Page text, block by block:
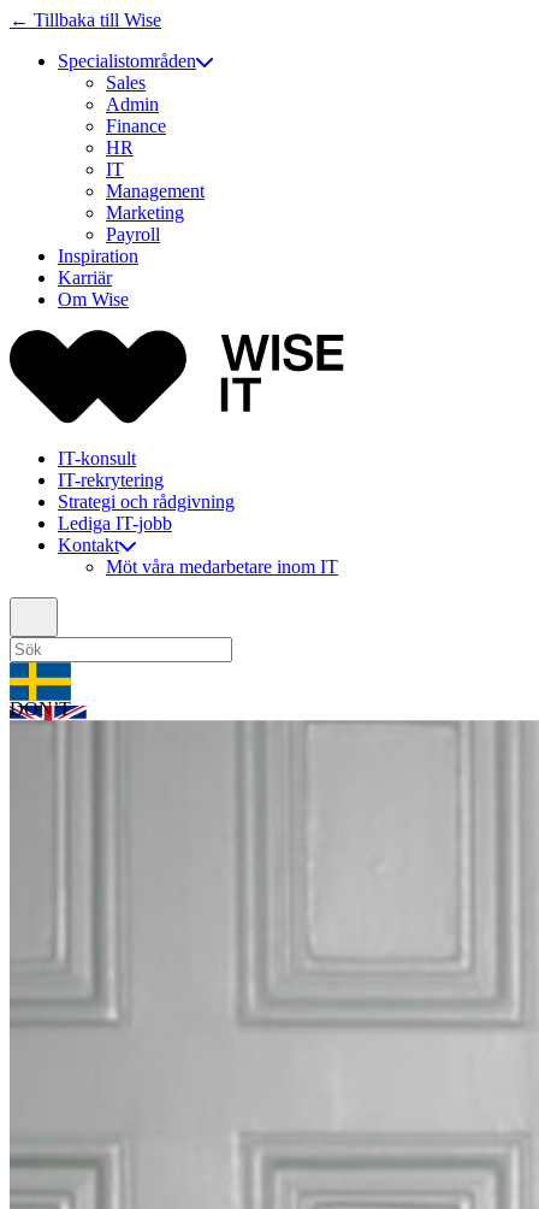
← Tillbaka till Wise
Specialistområden
Sales
Admin
Finance
HR
IT
Management
Marketing
Payroll
Inspiration
Karriär
Om Wise
IT-konsult
IT-rekrytering
Strategi och rådgivning
Lediga IT-jobb
Kontakt
Möt våra medarbetare inom IT
DON’T